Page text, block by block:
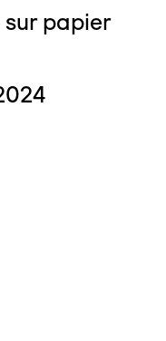
sur papier